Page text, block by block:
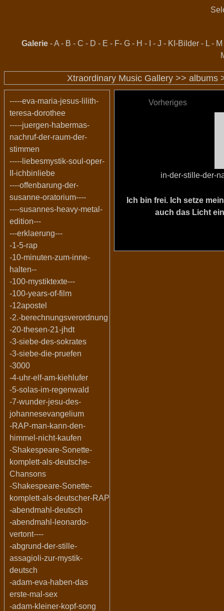
Galerie -A - B - C - D - E - F- G - H - - J - KI-Bilder - L - M
Xtraordinary Music Gallery >> albums
-----eva-maria-jesus-lilith-
teresa-dorothee
-----juergen-habermas-
nachruf-der-raum-der-
stimmen
-----liebesmystik-soul-oper-
II-ichbinliebe
----offenbarung-der-
susanne-oratorium----
----susannes-heavy-metal-
edition---
---erklaerung---
-1-5-rap
-10-minuten-zum-inne-
halten--
-100-mystiktexte---
-100-years-of-film
-12apostel
-2.-berechnungsverordnung
-20-thesen-21-jhdt
-3-siebe-des-sokrates
-3-siebe-die-pruefen
-3000
-4-uhr-elf-am-kiehlufer
-5-solas-im-regenwald
-7-wunder-jesu-des-
johannesevangelium
-RAP-man-kann-den-
himmel-nicht-kaufen
-Shakespeare-Sonette-
komplett-als-deutsche-
Chansons
-Shakespeare-Sonette-
komplett-als-deutscher-RAP
-abendmahl-deutsch
-abendmahl-leonardo-
vertont----
-abgrund-der-stille-
assagioli-zur-mystik-
deutsch
-adam-eva-haben-das
erste-mal-sex
-adam-kleiner-kopf-song
Vorheriges
in-der-stille-der-
Ich bin frei. Ich setze
auch das Licht